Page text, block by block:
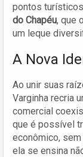
pontos
do Chapéu, que
um leque
A Nova
Ao unir suas
Varginha recria
comercial
que é possível
econômico,
ela se ensina